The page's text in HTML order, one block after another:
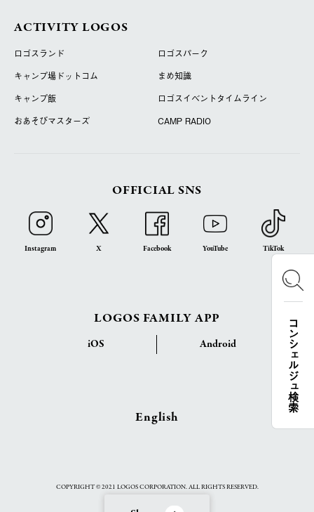
コンシェルジュ検索
ACTIVITY LOGOS
ロゴスランド
ロゴスパーク
キャンプ場ドットコム
まめ知識
キャンプ飯
ロゴスイベントタイムライン
おあそびマスターズ
CAMP RADIO
OFFICIAL SNS
Instagram X Facebook YouTube TikTok
LOGOS FAMILY APP
iOS Android
English
COPYRIGHT © 2021 LOGOS CORPORATION. ALL RIGHTS RESERVED.